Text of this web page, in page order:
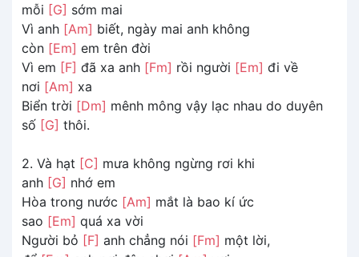
mỗi [G] sớm mai
Vì anh [Am] biết, ngày mai anh không
còn [Em] em trên đời
Vì em [F] đã xa anh [Fm] rồi người [Em] đi về
nơi [Am] xa
Biển trời [Dm] mênh mông vậy lạc nhau do duyên
số [G] thôi.
2. Và hạt [C] mưa không ngừng rơi khi
anh [G] nhớ em
Hòa trong nước [Am] mắt là bao kí ức
sao [Em] quá xa vời
Người bỏ [F] anh chẳng nói [Fm] một lời,